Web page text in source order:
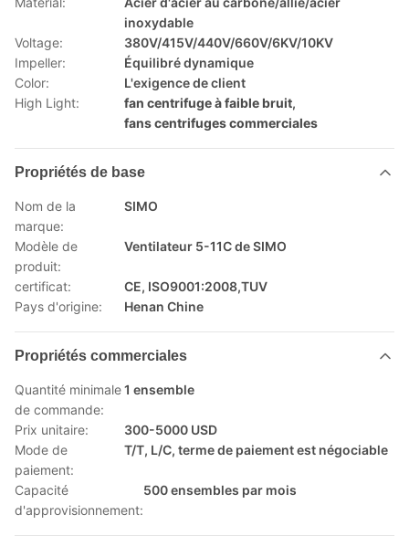
inoxydable
Voltage:
380V/415V/440V/660V/6KV/10KV
Impeller:
Équilibré dynamique
Color:
L'exigence de client
High Light:
fan centrifuge à faible bruit,
fans centrifuges commerciales
Propriétés de base
Nom de la
marque:
SIMO
Modèle de
produit:
Ventilateur 5-11C de SIMO
certificat:
CE, ISO9001:2008,TUV
Pays d'origine:
Henan Chine
Propriétés commerciales
Quantité minimale
de commande:
1 ensemble
Prix unitaire:
300-5000 USD
Mode de
paiement:
T/T, L/C, terme de paiement est négociable
Capacité
d'approvisionnement:
500 ensembles par mois